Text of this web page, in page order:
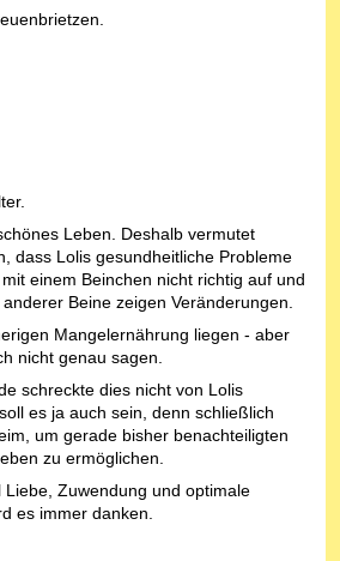
Leben. Deshalb vermutet
dass Lolis gesundheitliche Probleme
einem Beinchen nicht richtig auf und
Beine zeigen Veränderungen.
Mangelernährung liegen - aber
nicht genau sagen.
schreckte dies nicht von Lolis
es ja auch sein, denn schließlich
um gerade bisher benachteiligten
zu ermöglichen.
Liebe, Zuwendung und optimale
es immer danken.